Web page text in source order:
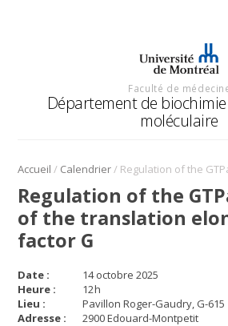
Faculté de
Département de
moléculaire
Accueil / Calendrier/
Regulation of the
of the translation
factor G
Date :
14 octobre 2025
Heure :
12h
Lieu :
Pavillon Roger-Gaudry, G-615
Adresse :
2900 Edouard-Montpetit